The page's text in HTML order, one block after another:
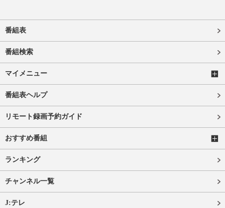
番組表
番組検索
マイメニュー
番組表ヘルプ
リモート録画予約ガイド
おすすめ番組
ランキング
チャンネル一覧
J:テレ